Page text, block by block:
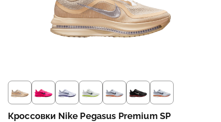
Кроссовки Nike Pegasus Premium SP